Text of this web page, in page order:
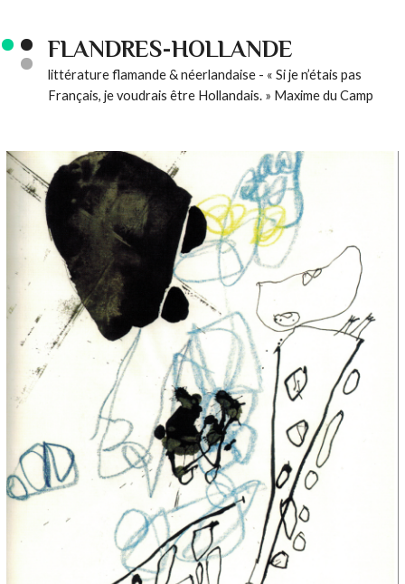
FLANDRES-HOLLANDE
littérature flamande & néerlandaise - « Si je n’étais pas
Français, je voudrais être Hollandais. » Maxime du Camp